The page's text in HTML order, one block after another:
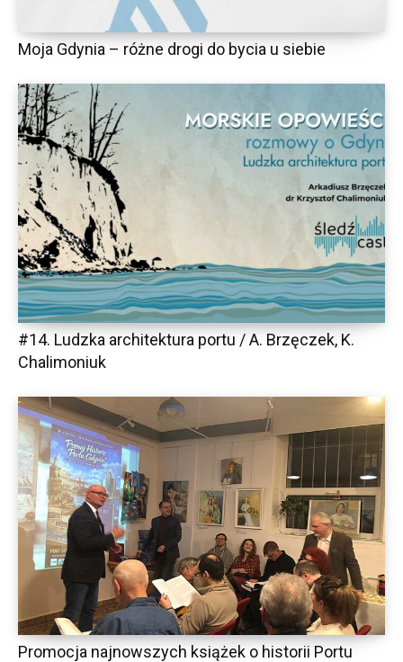
Moja Gdynia – różne drogi do bycia u siebie
#14. Ludzka architektura portu / A. Brzęczek, K.
Chalimoniuk
Promocja najnowszych książek o historii Portu